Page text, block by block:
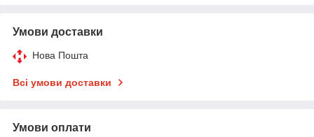
Умови доставки
Нова Пошта
Всі умови доставки
Умови оплати